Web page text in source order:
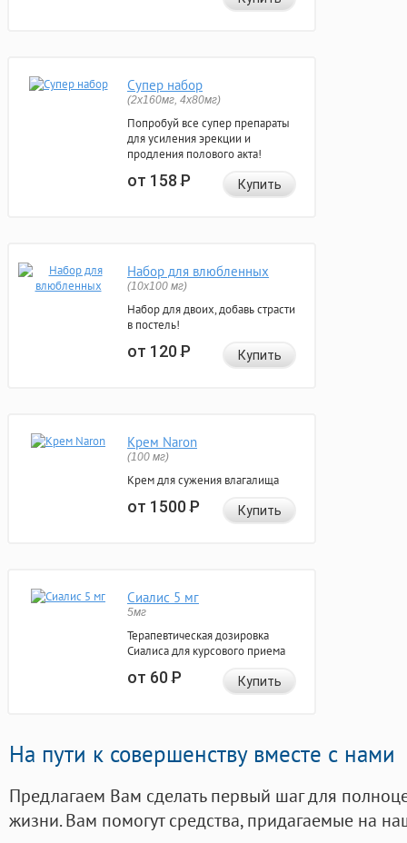
Супер набор
(2х160мг, 4х80мг)
Попробуй все супер препараты
для усиления эрекции и
продления полового акта!
от 158Р Купить
Набор для влюбленных
(10х100 мг)
Набор для двоих, добавь страсти
в постель!
от 120Р Купить
Крем Naron
(100 мг)
Крем для сужения влагалища
от 1500Р Купить
Сиалис 5 мг
5мг
Терапевтическая дозировка
Сиалиса для курсового приема
от 60Р Купить
На пути к совершенству вместе с нами
Предлагаем Вам сделать первый шаг для
жизни. Вам помогут средства, придагаемые на